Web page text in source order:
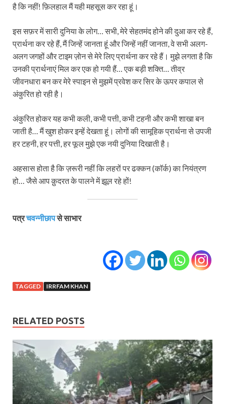
है कि नहीं! फ़िलहाल मैं यही महसूस कर रहा हूं।
इस सफ़र में सारी दुनिया के लोग… सभी, मेरे सेहतमंद होने की दुआ कर रहे हैं,
प्रार्थना कर रहे हैं, मैं जिन्हें जानता हूं और जिन्हें नहीं जानता, वे सभी अलग-
अलग जगहों और टाइम ज़ोन से मेरे लिए प्रार्थना कर रहे हैं। मुझे लगता है कि
उनकी प्रार्थनाएं मिल कर एक हो गयी हैं… एक बड़ी शक्ति… तीव्र
जीवनधारा बन कर मेरे स्पाइन से मुझमें प्रवेश कर सिर के ऊपर कपाल से
अंकुरित हो रही है।
अंकुरित होकर यह कभी कली, कभी पत्ती, कभी टहनी और कभी शाखा बन
जाती है… मैं खुश होकर इन्हें देखता हूं। लोगों की सामूहिक प्रार्थना से उपजी
हर टहनी, हर पत्ती, हर फूल मुझे एक नयी दुनिया दिखाती है।
अहसास होता है कि ज़रूरी नहीं कि लहरों पर ढक्कन (कॉर्क) का नियंत्रण
हो… जैसे आप क़ुदरत के पालने में झूल रहे हों!
पत्रचवन्नीछापसे साभार
TAGGED IRRFAM KHAN
RELATED POSTS